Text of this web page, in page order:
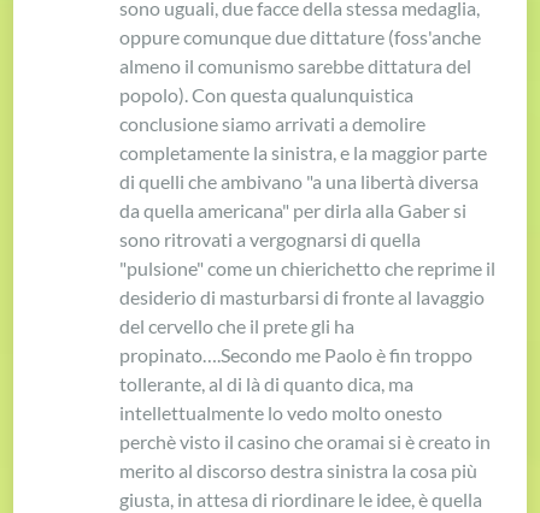
sono uguali, due facce della stessa medaglia,
oppure comunque due dittature (foss'anche
almeno il comunismo sarebbe dittatura del
popolo). Con questa qualunquistica
conclusione siamo arrivati a demolire
completamente la sinistra, e la maggior parte
di quelli che ambivano "a una libertà diversa
da quella americana" per dirla alla Gaber si
sono ritrovati a vergognarsi di quella
"pulsione" come un chierichetto che reprime il
desiderio di masturbarsi di fronte al lavaggio
del cervello che il prete gli ha
propinato….Secondo me Paolo è fin troppo
tollerante, al di là di quanto dica, ma
intellettualmente lo vedo molto onesto
perchè visto il casino che oramai si è creato in
merito al discorso destra sinistra la cosa più
giusta, in attesa di riordinare le idee, è quella